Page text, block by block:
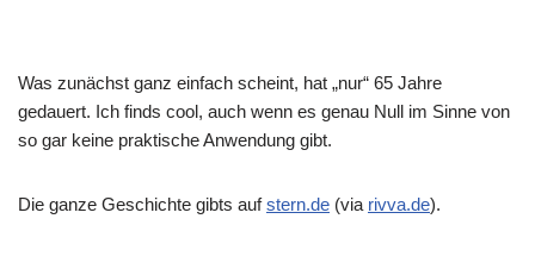
Was zunächst ganz einfach scheint, hat „nur“ 65 Jahre
gedauert. Ich finds cool, auch wenn es genau Null im Sinne von
so gar keine praktische Anwendung gibt.
Die ganze Geschichte gibts aufstern.de (via rivva.de).